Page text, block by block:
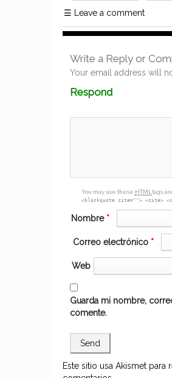
☰ Leave a comment
Write a Reply or
Your email address will
RespondComment
box
You may use these HTML tags
<blockquote cite=""> <cite>
Nombre *
Correo electrónico *
Web
Guarda mi nombre,
comente.
Este sitio usa Akismet para